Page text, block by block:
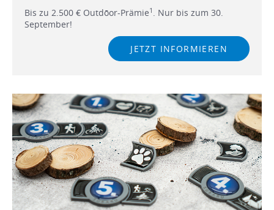
Bis zu 2.500 € Outdōor-Prämie1 . Nur bis zum 30.
September!
JETZT INFORMIEREN